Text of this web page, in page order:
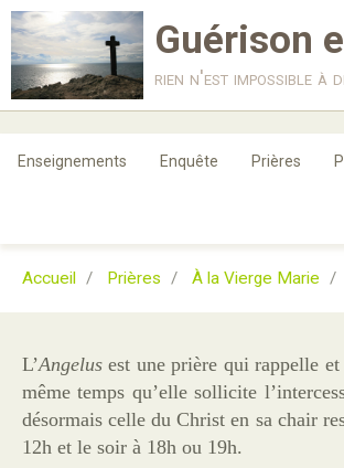
Guérison
rien n'est impossible à
Enseignements Enquête Prières
Accueil Prières À la Vierge Marie
L’Angelus est une prière qui rappelle
même temps qu’elle sollicite
désormais celle du Christ en sa chair
12h et le soir à 18h ou 19h.